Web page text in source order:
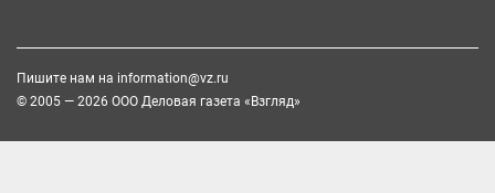
Пишите нам на information@vz.ru
© 2005 — 2026 ООО Деловая газета «Взгляд»